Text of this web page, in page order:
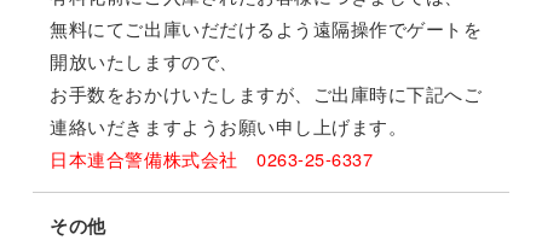
無料にてご出庫いだだけるよう遠隔操作でゲートを
開放いたしますので、
お手数をおかけいたしますが、ご出庫時に下記へご
連絡いだきますようお願い申し上げます。
日本連合警備株式会社 0263-25-6337
その他